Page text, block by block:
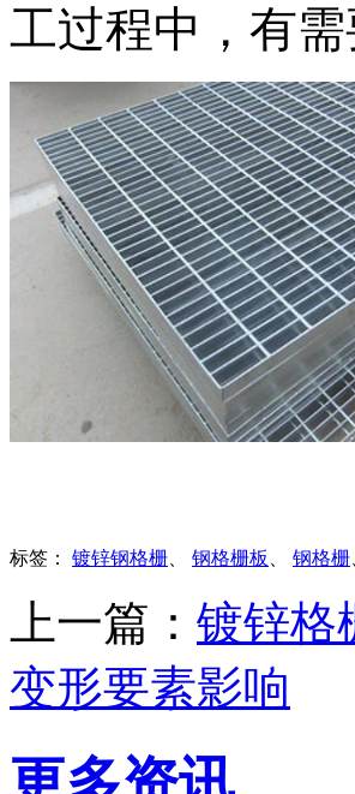
工过程中，有
标签： 镀锌钢格栅 钢格栅板 钢格栅
上一篇： 镀锌格
变形要素影响